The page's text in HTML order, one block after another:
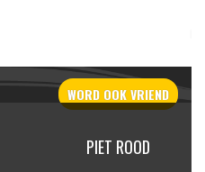
WORD OOKVRIEND
PIET ROOD